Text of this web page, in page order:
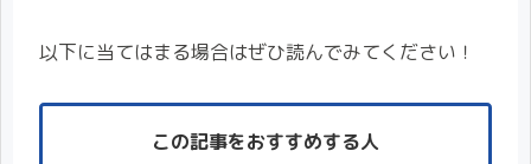
以下に当てはまる場合はぜひ読んでみてください！
この記事をおすすめする人